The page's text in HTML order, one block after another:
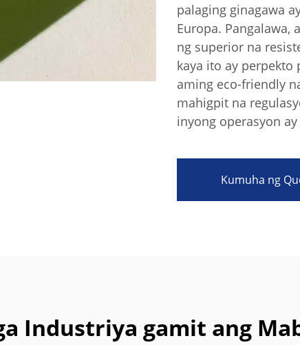
palaging ginagawa
Europa. Pangalawa,
ng superior na
kaya ito ay perpekto
aming eco-friendly
mahigpit na
inyong operasyon
Kumuha ng
Industriya gamit ang